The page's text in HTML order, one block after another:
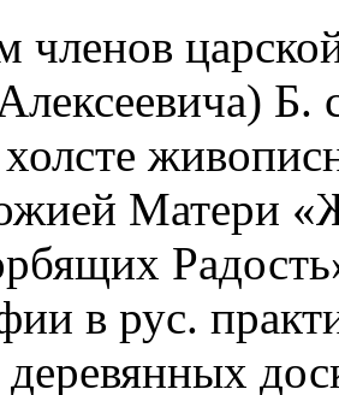
членов
Б.
Матери
в рус.